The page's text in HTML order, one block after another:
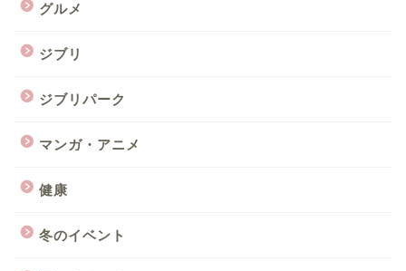
グルメ
ジブリ
ジブリパーク
マンガ・アニメ
健康
冬のイベント